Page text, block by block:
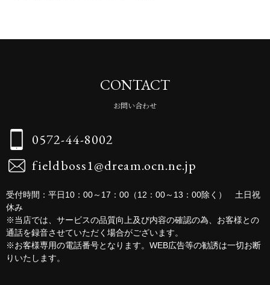
CONTACT
お問い合わせ
0572-44-8002
fieldboss1@dream.ocn.ne.jp
受付時間：平日10：00～17：00（12：00～13：00除く） 土日祝
休み
※当店では、サービスの品質向上及び内容の確認の為、お客様との
通話を録音させていただく場合がございます。
※お客様専用の電話番号となります。WEB広告等の勧誘は一切お断
りいたします。